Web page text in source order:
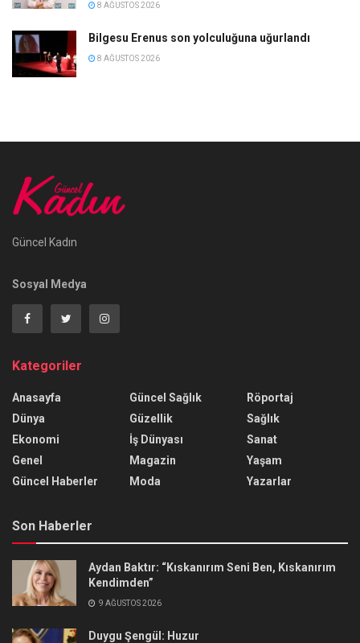
8 AĞUSTOS 2026
Bilgesu Erenus son yolculuğuna uğurlandı
8 AĞUSTOS 2026
Güncel Kadın
Sosyal Medya
Kategoriler
Anasayfa
Dünya
Ekonomi
Genel
Güncel Haberler
Güncel Sağlık
Güzellik
İş Dünyası
Magazin
Moda
Röportaj
Sağlık
Sanat
Yaşam
Yazarlar
Son Haberler
Aydan Baktır: “Kıskanırım Seni Ben, Kıskanırım
Kendimden”
9 AĞUSTOS 2026
Duygu Şengül: Huzur